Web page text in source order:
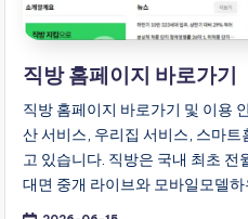
직방 홈페이지 바로가기
직방 홈페이지 바로가기 및 이용
산 서비스, 우리집 서비스, 스마
고 있습니다. 직방은 국내 최초 전
대면 중개 라이브와 모바일모델